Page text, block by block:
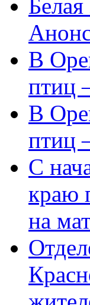
В
птиц
В
птиц
С
краю
на